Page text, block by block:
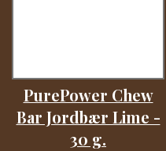
PurePower Chew
Bar Jordbær Lime -
30 g.